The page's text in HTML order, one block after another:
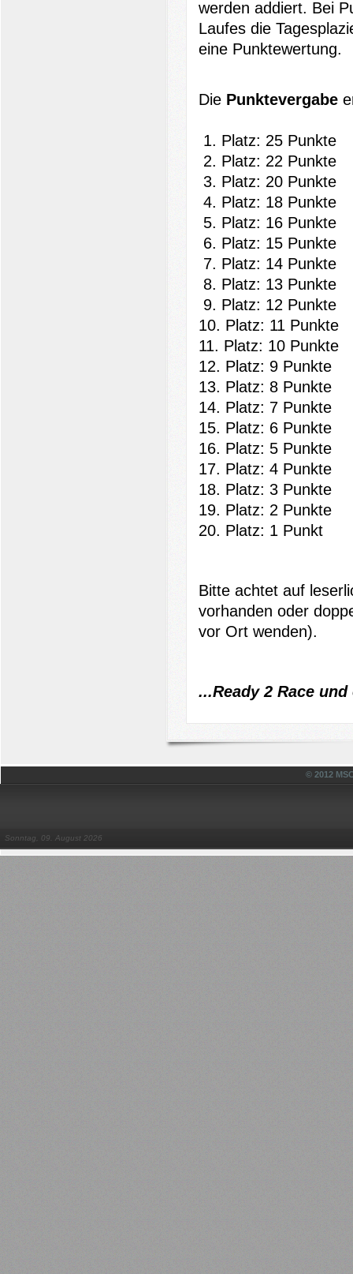
werden addiert. Bei
Laufes die
eine Punktewertung.
Die Punktevergabe
1. Platz: 25 Punkte
2. Platz: 22 Punkte
3. Platz: 20 Punkte
4. Platz: 18 Punkte
5. Platz: 16 Punkte
6. Platz: 15 Punkte
7. Platz: 14 Punkte
8. Platz: 13 Punkte
9. Platz: 12 Punkte
10. Platz: 11 Punkte
11. Platz: 10 Punkte
12. Platz: 9 Punkte
13. Platz: 8 Punkte
14. Platz: 7 Punkte
15. Platz: 6 Punkte
16. Platz: 5 Punkte
17. Platz: 4 Punkte
18. Platz: 3 Punkte
19. Platz: 2 Punkte
20. Platz: 1 Punkt
Bitte achtet auf
vorhanden oder
vor Ort wenden).
...Ready 2 Race
© 2012
Sonntag, 09. August 2026